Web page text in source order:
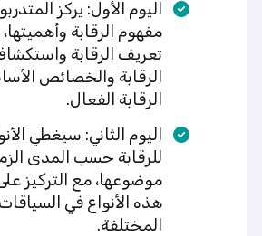
اليوم الأول: يركز
مفهوم الرقابة
تعريف الرقابة
الرقابة والخصائص
الرقابة الفعال.
اليوم الثاني: سيغطي
للرقابة حسب المدى
موضوعها، مع التركيز
هذه الأنواع في
المختلفة.